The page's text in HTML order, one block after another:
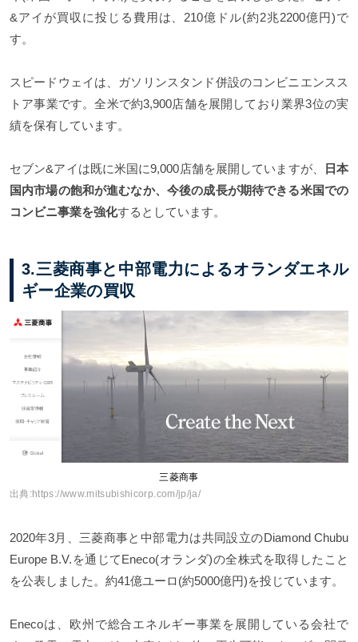
&アイが買収に投じる費用は、210億ドル(約2兆2200億円)で
す。
スピードウェイは、ガソリンスタンド併設のコンビニエンスス
トア事業です。全米で約3,900店舗を展開しており業界3位の実
績を保有しています。
セブン&アイは既に米国に9,000店舗を展開していますが、
日本
国内市場の飽和が進むなか、今後の成長が期待できる米国での
コンビニ事業を強化するとしています。
3.三菱商事と中部電力によるオランダエネル
ギー企業の買収
三菱商事
出典:https://www.mitsubishicorp.com/jp/ja/
2020年3月、三菱商事と中部電力は共同設立のDiamond Chubu
Europe B.V.を通じてEneco(オランダ)の全株式を取得したこと
を公表しました。約41億ユーロ(約5000億円)を投じています。
Enecoは、欧州で総合エネルギー事業を展開している会社で